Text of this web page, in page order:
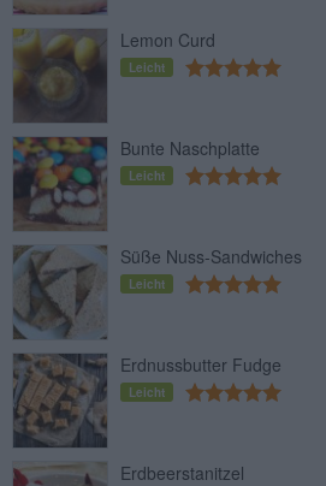
Lemon Curd
Leicht
Bunte Naschplatte
Leicht
Süße Nuss-Sandwiches
Leicht
Erdnussbutter Fudge
Leicht
Erdbeerstanitzel